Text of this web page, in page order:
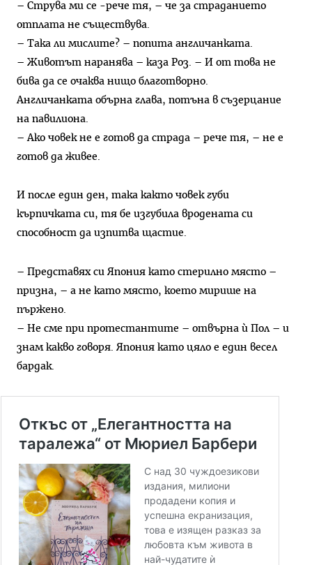
– Струва ми се -рече тя, – че за страданието
отплата не съществува.
– Така ли мислите? – попита англичанката.
– Животът наранява – каза Роз. – И от това не
бива да се очаква нищо благотворно.
Англичанката обърна глава, потъна в съзерцание
на павилиона.
– Ако човек не е готов да страда – рече тя, – не е
готов да живее.
И после един ден, така както човек губи
кърпичката си, тя бе изгубила вродената си
способност да изпитва щастие.
– Представях си Япония като стерилно място –
призна, – а не като място, което мирише на
пържено.
– Не сме при протестантите – отвърна ѝ Пол – и
знам какво говоря. Япония като цяло е един весел
бардак.